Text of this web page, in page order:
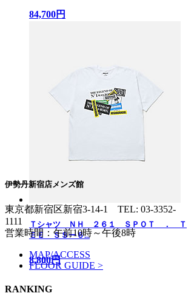
84,700円
Ｔシャツ ＮＨ ２６１ ＳＰＯＴ ． Ｔ
ＥＥ ＳＳー６...
8,800円
伊勢丹新宿店メンズ館
東京都新宿区新宿3-14-1 TEL: 03-3352-
1111
営業時間：午前10時～午後8時
MAP/ACCESS
FLOOR GUIDE >
RANKING